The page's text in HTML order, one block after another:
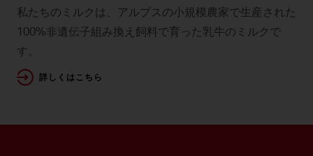
私たちのミルクは、アルプスの小規模農家で生産された
100%非遺伝子組み換え飼料で育った乳牛のミルクで
す。
詳しくはこちら